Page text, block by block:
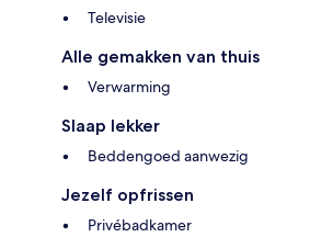
Televisie
Alle gemakken van thuis
Verwarming
Slaap lekker
Beddengoed aanwezig
Jezelf opfrissen
Privébadkamer